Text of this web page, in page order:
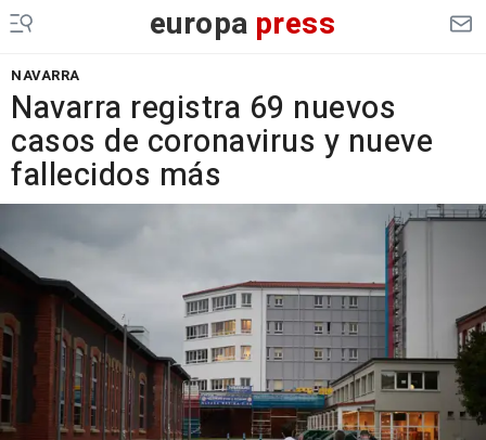
europa press
NAVARRA
Navarra registra 69 nuevos
casos de coronavirus y nueve
fallecidos más